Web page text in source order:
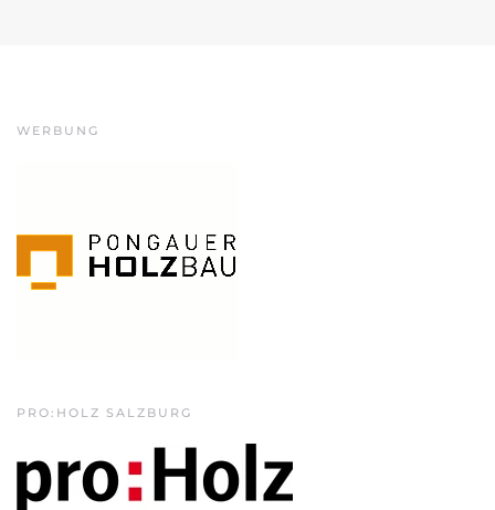
WERBUNG
PRO:HOLZ SALZBURG